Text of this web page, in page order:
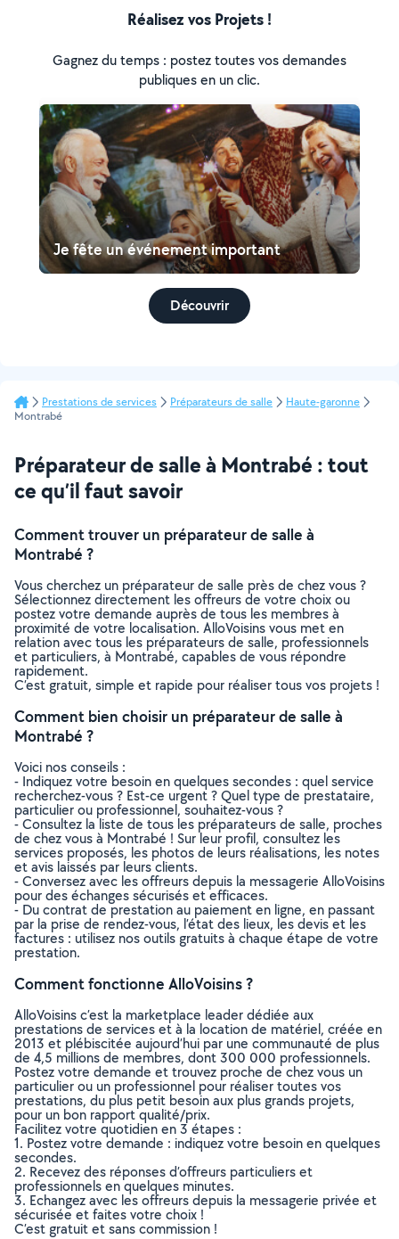
Réalisez vos Projets !
Gagnez du temps : postez toutes vos demandes
publiques en un clic.
Je fête un événement important
Découvrir
Prestations de services Préparateurs de salle
Haute-garonne
Montrabé
Préparateur de salle à Montrabé : tout
ce qu’il faut savoir
Comment trouver un préparateur de salle à
Montrabé ?
Vous cherchez un préparateur de salle près de chez vous ?
Sélectionnez directement les offreurs de votre choix ou
postez votre demande auprès de tous les membres à
proximité de votre localisation. AlloVoisins vous met en
relation avec tous les préparateurs de salle, professionnels
et particuliers, à Montrabé, capables de vous répondre
rapidement.
C’est gratuit, simple et rapide pour réaliser tous vos projets !
Comment bien choisir un préparateur de salle à
Montrabé ?
Voici nos conseils :
- Indiquez votre besoin en quelques secondes : quel service
recherchez-vous ? Est-ce urgent ? Quel type de prestataire,
particulier ou professionnel, souhaitez-vous ?
- Consultez la liste de tous les préparateurs de salle, proches
de chez vous à Montrabé ! Sur leur profil, consultez les
services proposés, les photos de leurs réalisations, les notes
et avis laissés par leurs clients.
- Conversez avec les offreurs depuis la messagerie AlloVoisins
pour des échanges sécurisés et efficaces.
- Du contrat de prestation au paiement en ligne, en passant
par la prise de rendez-vous, l’état des lieux, les devis et les
factures : utilisez nos outils gratuits à chaque étape de votre
prestation.
Comment fonctionne AlloVoisins ?
AlloVoisins c’est la marketplace leader dédiée aux
prestations de services et à la location de matériel, créée en
2013 et plébiscitée aujourd’hui par une communauté de plus
de 4,5 millions de membres, dont 300 000 professionnels.
Postez votre demande et trouvez proche de chez vous un
particulier ou un professionnel pour réaliser toutes vos
prestations, du plus petit besoin aux plus grands projets,
pour un bon rapport qualité/prix.
Facilitez votre quotidien en 3 étapes :
1. Postez votre demande : indiquez votre besoin en quelques
secondes.
2. Recevez des réponses d’offreurs particuliers et
professionnels en quelques minutes.
3. Echangez avec les offreurs depuis la messagerie privée et
sécurisée et faites votre choix !
C’est gratuit et sans commission !